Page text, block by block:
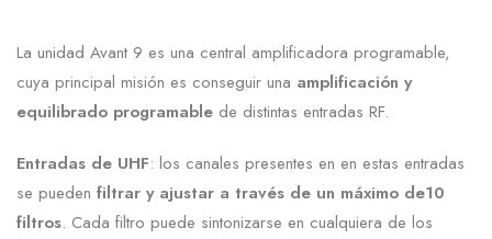
La unidad Avant 9 es una central amplificadora programable,
cuya principal misión es conseguir una amplificación y
equilibrado programable de distintas entradas RF.
Entradas de UHF: los canales presentes en en estas entradas
se pueden filtrar y ajustar a través de un máximo de10
filtros. Cada filtro puede sintonizarse en cualquiera de los